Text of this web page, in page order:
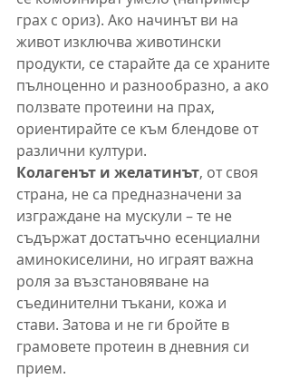
грах с ориз). Ако начинът ви на
живот изключва животински
продукти, се старайте да се храните
пълноценно и разнообразно, а ако
ползвате протеини на прах,
ориентирайте се към блендове от
различни култури.
Колагенът и желатинът, от своя
страна, не са предназначени за
изграждане на мускули – те не
съдържат достатъчно есенциални
аминокиселини, но играят важна
роля за възстановяване на
съединителни тъкани, кожа и
стави. Затова и не ги бройте в
грамовете протеин в дневния си
прием.